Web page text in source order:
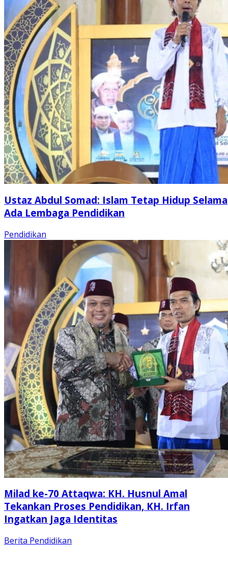
Ustaz Abdul Somad: Islam Tetap Hidup Selama
Ada Lembaga Pendidikan
Pendidikan
Milad ke-70 Attaqwa: KH. Husnul Amal
Tekankan Proses Pendidikan, KH. Irfan
Ingatkan Jaga Identitas
Berita Pendidikan